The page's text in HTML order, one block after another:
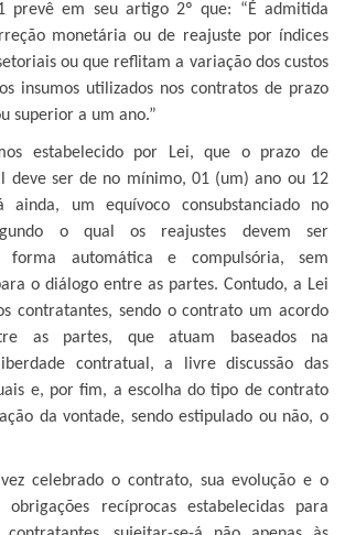
prevê em seu artigo 2º que: “É admitida
monetária ou de reajuste por índices
ou que reflitam a variação dos custos
insumos utilizados nos contratos de prazo
superior a um ano.”
estabelecido por Lei, que o prazo de
deve ser de no mínimo, 01 (um) ano ou 12
ainda, um equívoco consubstanciado no
o qual os reajustes devem ser
forma automática e compulsória, sem
o diálogo entre as partes. Contudo, a Lei
contratantes, sendo o contrato um acordo
as partes, que atuam baseados na
contratual, a livre discussão das
e, por fim, a escolha do tipo de contrato
da vontade, sendo estipulado ou não, o
celebrado o contrato, sua evolução e o
obrigações recíprocas estabelecidas para